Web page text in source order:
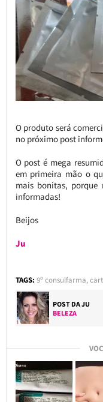
O produto será
no próximo post
O post é mega
em primeira mão o
mais bonitas,
informadas!
Beijos
Ju
TAGS: 9º consulfarma,
POST DAJU
BELEZA